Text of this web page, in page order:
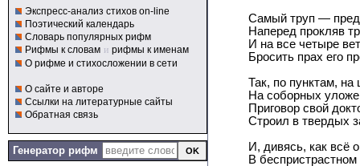
Экспресс-анализ стихов on-line
Поэтический календарь
Словарь популярных рифм
Рифмы к словам и рифмы к именам
О рифме и стихосложении в сети
О сайте и авторе
Ссылки на литературные сайты
Обратная связь
Генератор рифм
Самый труп —
Наперед прокляв
И на все четыре
Бросить прах его
Так, по пунктам, на
На соборных
Приговор свой
Строил в твердых
И, дивясь, как всё
В беспристрастном